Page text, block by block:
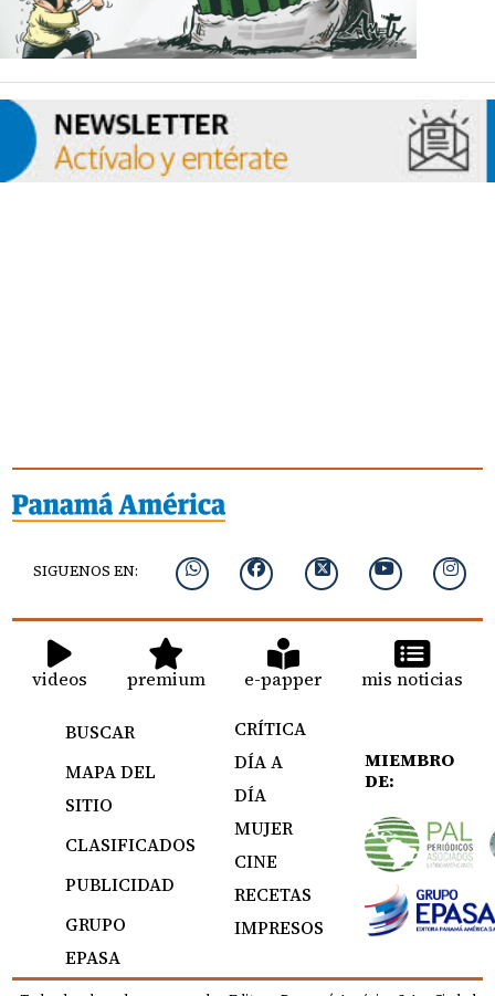
SIGUENOS EN:
videos premium e-papper mis noticias
BUSCAR
MAPA DEL
SITIO
CLASIFICADOS
PUBLICIDAD
GRUPO
EPASA
CRÍTICA
DÍA A
DÍA
MUJER
CINE
RECETAS
IMPRESOS
MIEMBRO
DE: